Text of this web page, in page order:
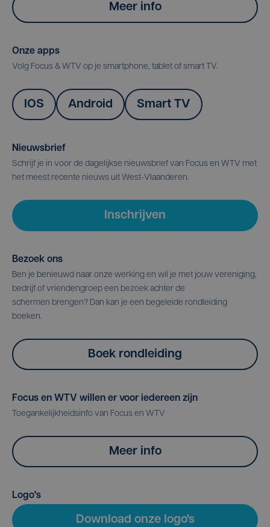
Meer info
Onze apps
Volg Focus & WTV op je smartphone, tablet of smart TV.
IOS Android Smart TV
Nieuwsbrief
Schrijf je in voor de dagelijkse nieuwsbrief van Focus en WTV met
het meest recente nieuws uit West-Vlaanderen.
Inschrijven
Bezoek ons
Ben je benieuwd naar onze werking en wil je met jouw vereniging,
bedrijf of vriendengroep een bezoek achter de
schermen brengen? Dan kan je een begeleide rondleiding
boeken.
Boek rondleiding
Focus en WTV willen er voor iedereen zijn
Toegankelijkheidsinfo van Focus en WTV
Meer info
Logo's
Download onze logo's